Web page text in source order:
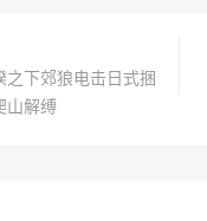
之下郊狼电击日式捆
山解缚